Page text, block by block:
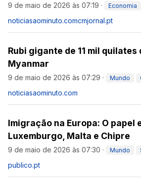
9 de maio de 2026 às 07:19 · Economia
noticiasaominuto.comcmjornal.pt
Rubi gigante de 11 mil
Myanmar
9 de maio de 2026 às 07:29 · Mundo
noticiasaominuto.com
Imigração na Europa: O papel
Luxemburgo, Malta e Chipre
9 de maio de 2026 às 07:30 · Mundo
publico.pt